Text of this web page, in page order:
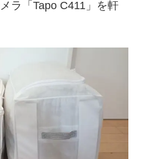
ラ「Tapo C411」を軒